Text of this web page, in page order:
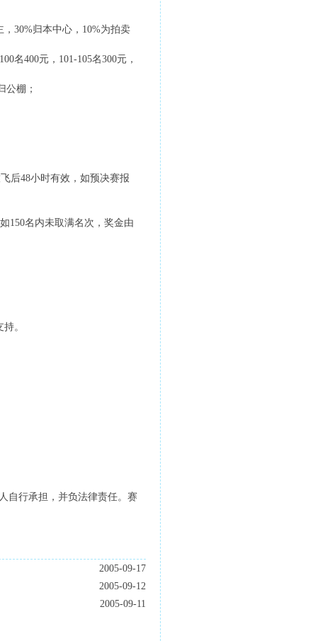
30%归本中心，10%为拍卖
名400元，101-105名300元，
公棚；
后48小时有效，如预决赛报
150名内未取满名次，奖金由
。
自行承担，并负法律责任。赛
2005-09-17
2005-09-12
2005-09-11